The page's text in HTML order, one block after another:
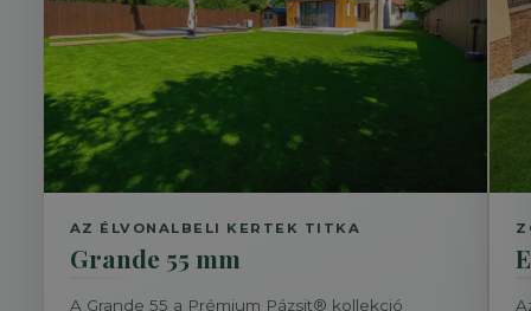
AZ ÉLVONALBELI KERTEK TITKA
Grande 55 mm
A Grande 55 a Prémium Pázsit® kollekció